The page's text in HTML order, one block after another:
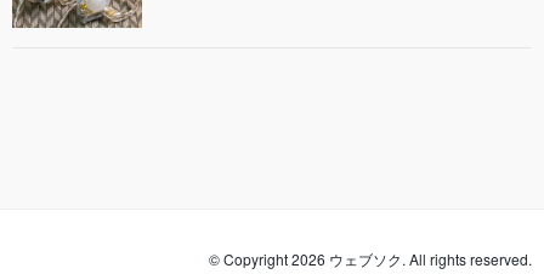
© Copyright 2026 ウェブソク. All rights reserved.